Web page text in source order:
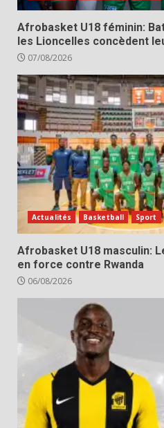
Afrobasket U18 féminin:
les Lioncelles concèdent
07/08/2026
Actualités Basketball Sport
Afrobasket U18 masculin:
en force contre Rwanda
06/08/2026